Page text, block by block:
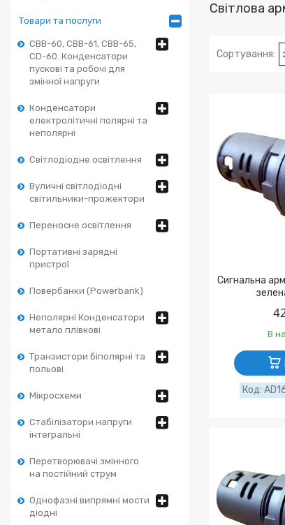
Товари та послуги
CBB-60, CBB-61, CBB-65,
CD-60. Конденсатори
пускові та робочі для
змінної напруги
Конденсатори
електролітичні полярні та
неполярні
Світлодіодне освітлення
Вуличні світлодіодні
світильники-прожектори
Переносне освітлення
Портативні зарядні
пристрої
Повербанки (Powerbank)
Неполярні Конденсатори
метало плівкові
Транзистори біполярні та
польові
Мікросхеми
Стабілізатори напруги
інтегральні
Перетворювачі змінного
на постійний струм
Однофазні випрямні мости
діодні
Світлова
Сигнальна
В